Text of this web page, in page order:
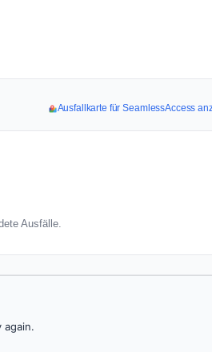
Ausfallkarte für SeamlessAccess
Ausfälle.
again.